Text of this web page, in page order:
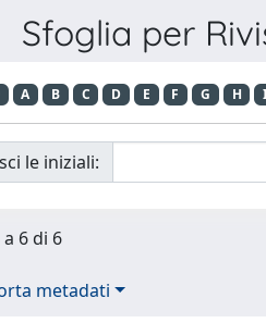
Sfoglia per
A B C D E F G H
le iniziali:
6 di 6
metadati